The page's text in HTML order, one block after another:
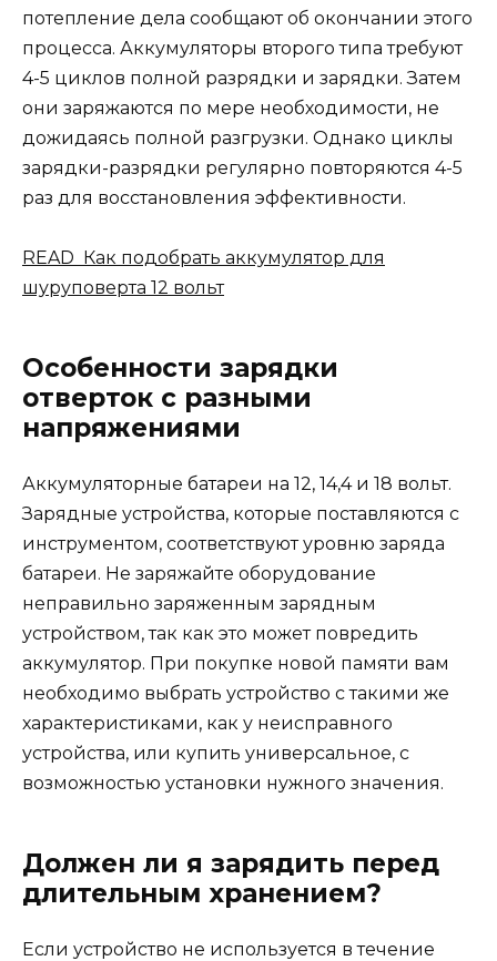
потепление дела сообщают об окончании этого
процесса. Аккумуляторы второго типа требуют
4-5 циклов полной разрядки и зарядки. Затем
они заряжаются по мере необходимости, не
дожидаясь полной разгрузки. Однако циклы
зарядки-разрядки регулярно повторяются 4-5
раз для восстановления эффективности.
READ Как подобрать аккумулятор для
шуруповерта 12 вольт
Особенности зарядки
отверток с разными
напряжениями
Аккумуляторные батареи на 12, 14,4 и 18 вольт.
Зарядные устройства, которые поставляются с
инструментом, соответствуют уровню заряда
батареи. Не заряжайте оборудование
неправильно заряженным зарядным
устройством, так как это может повредить
аккумулятор. При покупке новой памяти вам
необходимо выбрать устройство с такими же
характеристиками, как у неисправного
устройства, или купить универсальное, с
возможностью установки нужного значения.
Должен ли я зарядить перед
длительным хранением?
Если устройство не используется в течение